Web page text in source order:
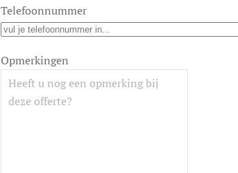
Telefoonnummer
Opmerkingen